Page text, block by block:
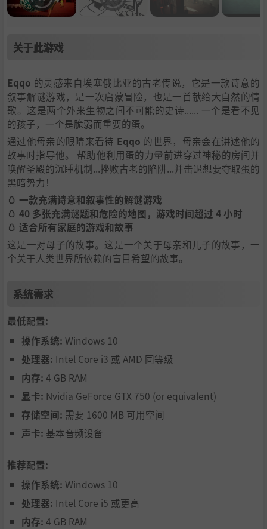
关于此游戏
Eqqo 的灵感来自埃塞俄比亚的古老传说，它是一款诗意的
叙事解谜游戏，是一次启蒙冒险，也是一首献给大自然的情
歌。这是两个外来生物之间不可能的史诗...... 一个是看不见
的孩子，一个是脆弱而重要的蛋。
通过他母亲的眼睛来看待 Eqqo 的世界，母亲会在讲述他的
故事时指导他。 帮助他利用蛋的力量前进穿过神秘的房间并
唤醒圣殿的沉睡机制...挫败古老的陷阱...并击退想要夺取蛋的
黑暗势力！
🥚 一款充满诗意和叙事性的解谜游戏
🥚 40 多张充满谜题和危险的地图，游戏时间超过 4 小时
🥚 适合所有家庭的游戏和故事
这是一对母子的故事。这是一个关于母亲和儿子的故事，一
个关于人类世界所依赖的盲目希望的故事。
系统需求
最低配置:
操作系统: Windows 10
处理器: Intel Core i3 或 AMD 同等级
内存: 4 GB RAM
显卡: Nvidia GeForce GTX 750 (or equivalent)
存储空间: 需要 1600 MB 可用空间
声卡: 基本音频设备
推荐配置:
操作系统: Windows 10
处理器: Intel Core i5 或更高
内存: 4 GB RAM